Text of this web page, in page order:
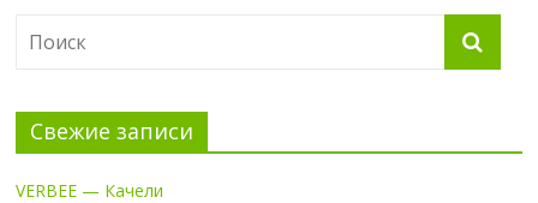
Свежие записи
VERBEE — Качели